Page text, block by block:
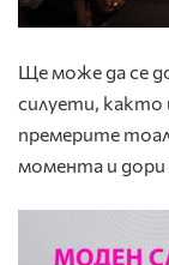
Ще може да се
силуети,
премерите
момента и дори